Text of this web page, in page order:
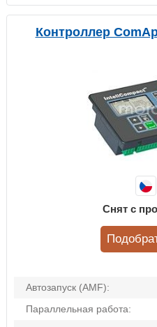
Контроллер
Автозапуск (AMF):
Параллельная работа:
Снят с